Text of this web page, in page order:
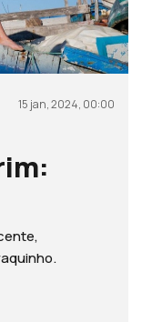
15 jan, 2024, 00:00